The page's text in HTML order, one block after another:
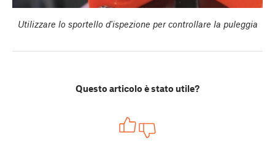
Utilizzare lo sportello d'ispezione per controllare la puleggia
Questo articolo è stato utile?